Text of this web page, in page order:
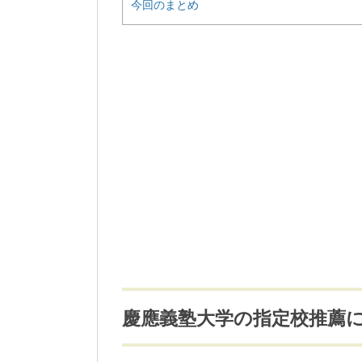
今回のまとめ
慶應義塾大学の指定校推薦